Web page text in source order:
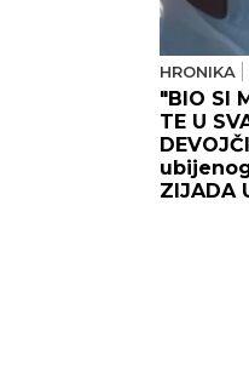
HRONIKA
"BIO SI
TE U
ZIJADA